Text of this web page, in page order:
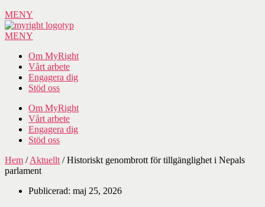
MENY
MENY
Om MyRight
Vårt arbete
Engagera dig
Stöd oss
Om MyRight
Vårt arbete
Engagera dig
Stöd oss
Hem / Aktuellt / Historiskt genombrott för tillgänglighet i Nepals
parlament
Publicerad: maj 25, 2026